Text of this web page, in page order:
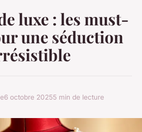
luxe : les must-
une séduction
6 octobre 20255 min de lecture